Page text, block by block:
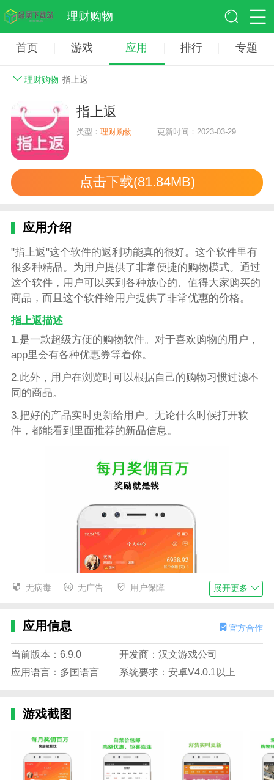
理财购物
首页 游戏 应用 排行 专题
理财购物 指上返
指上返
类型：理财购物 更新时间：2023-03-29
点击下载(81.84MB)
应用介绍
"指上返"这个软件的返利功能真的很好。这个软件里有
很多种精品。为用户提供了非常便捷的购物模式。通过
这个软件，用户可以买到各种放心的、值得大家购买的
商品，而且这个软件给用户提供了非常优惠的价格。
指上返描述
1.是一款超级方便的购物软件。对于喜欢购物的用户，
app里会有各种优惠券等着你。
2.此外，用户在浏览时可以根据自己的购物习惯过滤不
同的商品。
3.把好的产品实时更新给用户。无论什么时候打开软
件，都能看到里面推荐的新品信息。
无病毒 无广告 用户保障 展开更多
应用信息 官方合作
当前版本：6.9.0
开发商：汉文游戏公司
应用语言：多国语言
系统要求：安卓V4.0.1以上
游戏截图